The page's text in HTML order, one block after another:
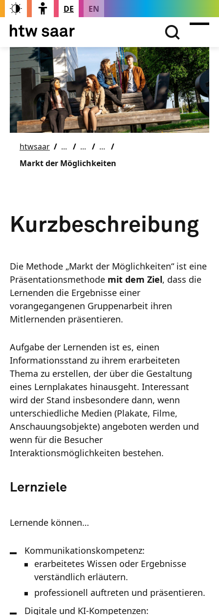
DE EN
htwsaar
Markt der Möglichkeiten
Kurzbeschreibung
Die Methode „Markt der Möglichkeiten“ ist eine
Präsentationsmethode mit dem Ziel, dass die
Lernenden die Ergebnisse einer
vorangegangenen Gruppenarbeit ihren
Mitlernenden präsentieren.
Aufgabe der Lernenden ist es, einen
Informationsstand zu ihrem erarbeiteten
Thema zu erstellen, der über die Gestaltung
eines Lernplakates hinausgeht. Interessant
wird der Stand insbesondere dann, wenn
unterschiedliche Medien (Plakate, Filme,
Anschauungsobjekte) angeboten werden und
wenn für die Besucher
Interaktionsmöglichkeiten bestehen.
Lernziele
Lernende können…
Kommunikationskompetenz:
erarbeitetes Wissen oder Ergebnisse
verständlich erläutern.
professionell auftreten und präsentieren.
Digitale und KI-Kompetenzen: